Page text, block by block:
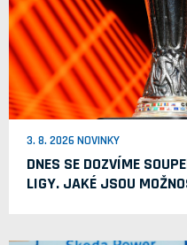
3. 8. 2026 NOVINKY
DNES SE DOZVÍME
LIGY. JAKÉ JSOU